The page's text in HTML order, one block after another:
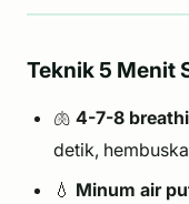
Teknik 5 Menit
🫁 4-7-8
detik,
💧 Minum air